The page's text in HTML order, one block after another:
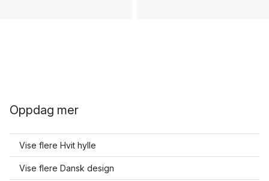
Oppdag mer
Vise flere Hvit hylle
Vise flere Dansk design